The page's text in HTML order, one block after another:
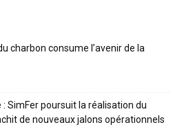
charbon consume l’avenir de la
SimFer poursuit la réalisation du
de nouveaux jalons opérationnels